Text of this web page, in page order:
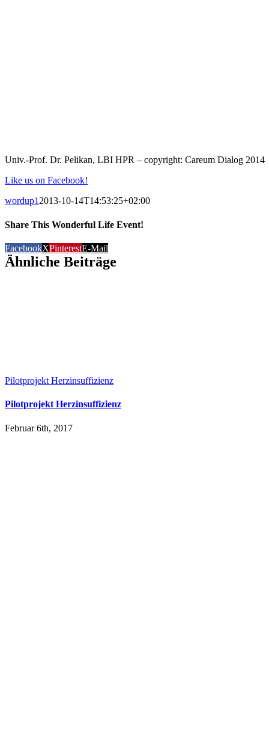
Univ.-Prof. Dr. Pelikan, LBI HPR – copyright: Careum Dialog 2014
Like us on Facebook!
wordup12013-10-14T14:53:25+02:00
Share This Wonderful Life Event!
FacebookXPinterestE-Mail
Ähnliche Beiträge
Pilotprojekt Herzinsuffizienz
Pilotprojekt Herzinsuffizienz
Februar 6th, 2017